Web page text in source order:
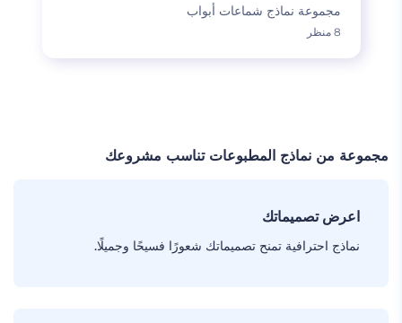
مجموعة نماذج شماعات أبواب
8 منظر
مجموعة من نماذج المطبوعات تناسب مشروعك
اعرض تصميماتك
نماذج احترافية تمنح تصميماتك شعورًا فسيحًا وجميلًا.